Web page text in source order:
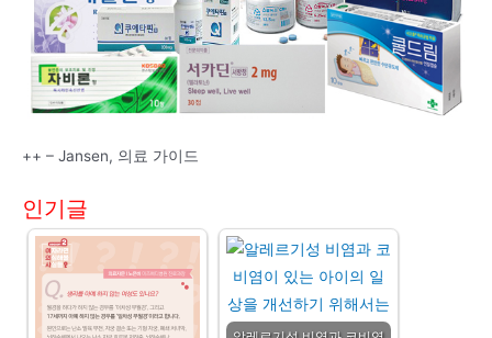
++ – Jansen, 의료 가이드
인기글